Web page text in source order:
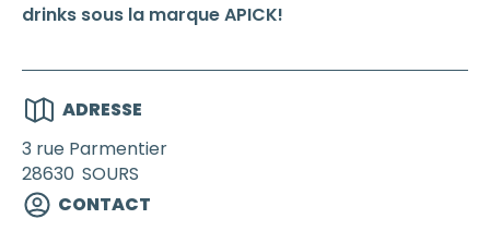
drinks sous la marque APICK!
ADRESSE
3 rue Parmentier
28630 SOURS
CONTACT